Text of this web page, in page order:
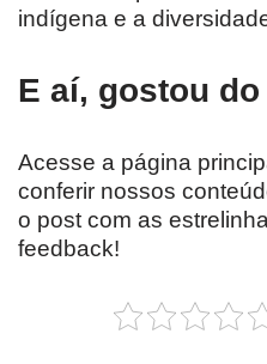
indígena e a
E aí, gostou
Acesse a página
conferir nossos
o post com as
feedback!